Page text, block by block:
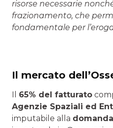
risorse necessarie
frazionamento, che
fondamentale per
Il mercato
Il 65% del fatturato
Agenzie Spaziali ed
imputabile alla